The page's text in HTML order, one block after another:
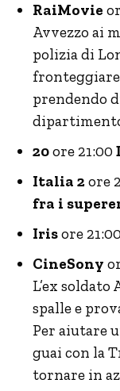
RaiMovie
Avvezzo ai
polizia di
prendendo
20ore 21:00
Italia 2ore
fra i
Irisore 21:00
CineSony
L’ex soldato
spalle e
Per aiutare
guai con la
tornare in